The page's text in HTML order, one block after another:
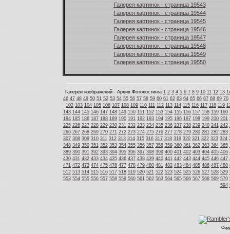
Галерея картинок - страница 19543
Галерея картинок - страница 19544
Галерея картинок - страница 19545
Галерея картинок - страница 19546
Галерея картинок - страница 19547
Галерея картинок - страница 19548
Галерея картинок - страница 19549
Галерея картинок - страница 19550
Галереи изображений - Архив Фотохостинга 1 2 3 4 5 6 7 8 9 10 11 12 13
46 47 48 49 50 51 52 53 54 55 56 57 58 59 60 61 62 63 64 65 66 67 68 69 70
102 103 104 105 106 107 108 109 110 111 112 113 114 115 116 117 118 119
143 144 145 146 147 148 149 150 151 152 153 154 155 156 157 158 159 160
184 185 186 187 188 189 190 191 192 193 194 195 196 197 198 199 200 201
225 226 227 228 229 230 231 232 233 234 235 236 237 238 239 240 241 242
266 267 268 269 270 271 272 273 274 275 276 277 278 279 280 281 282 283
307 308 309 310 311 312 313 314 315 316 317 318 319 320 321 322 323 324
348 349 350 351 352 353 354 355 356 357 358 359 360 361 362 363 364 365
389 390 391 392 393 394 395 396 397 398 399 400 401 402 403 404 405 406
430 431 432 433 434 435 436 437 438 439 440 441 442 443 444 445 446 447
471 472 473 474 475 476 477 478 479 480 481 482 483 484 485 486 487 488
512 513 514 515 516 517 518 519 520 521 522 523 524 525 526 527 528 529
553 554 555 556 557 558 559 560 561 562 563 564 565 566 567 568 569 570
594